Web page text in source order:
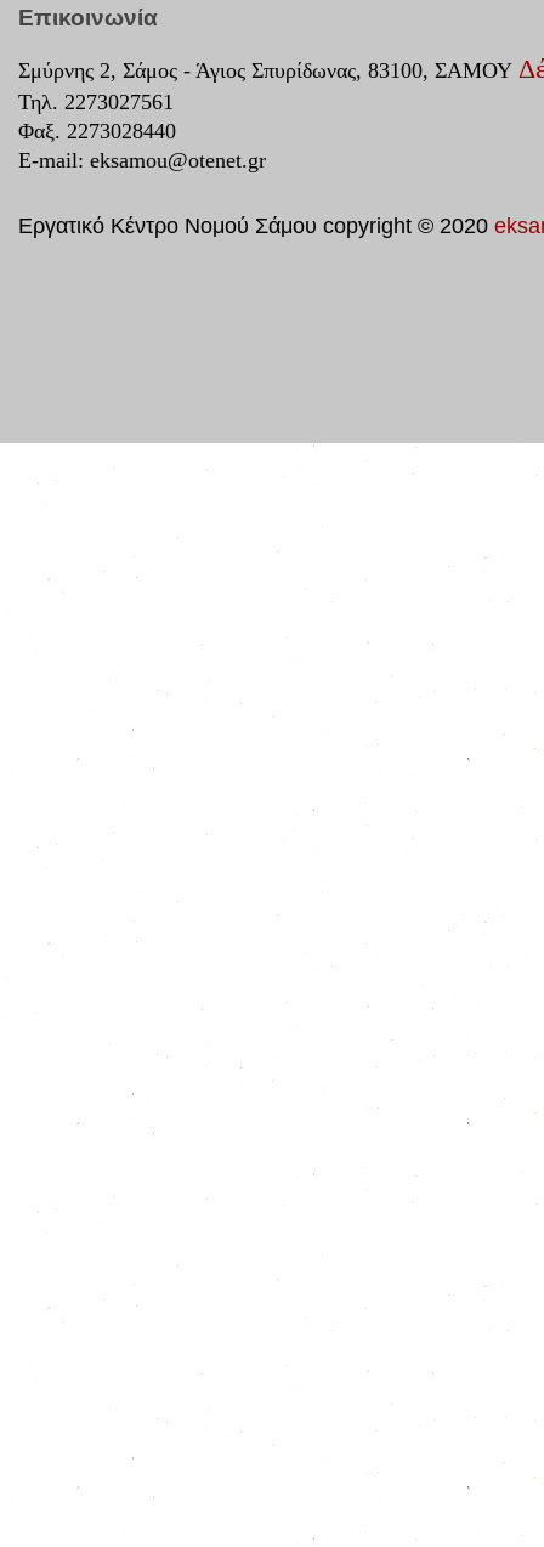
Επικοινωνία
Σμύρνης 2, Σάμος - Άγιος Σπυρίδωνας, 83100, ΣΑΜΟΥ
Τηλ. 2273027561
Φαξ. 2273028440
E-mail: eksamou@otenet.gr
Εργατικό Κέντρο Νομού Σάμου copyright © 2020